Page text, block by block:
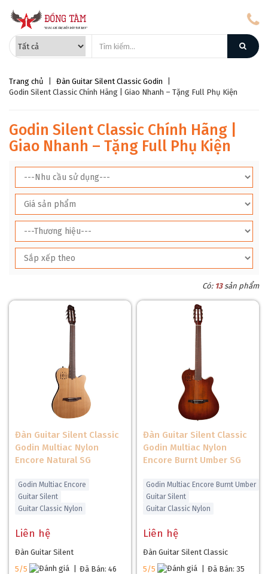
Trang chủ Đàn Guitar Silent Classic Godin
Godin Silent Classic Chính Hãng | Giao Nhanh – Tặng Full Phụ Kiện
Godin Silent Classic Chính Hãng |
Giao Nhanh – Tặng Full Phụ Kiện
Có: 13sản phẩm
Đàn Guitar Silent Classic
Godin Multiac Nylon
Encore Natural SG
Godin Multiac Encore
Guitar Silent
Guitar Classic Nylon
Liên hệ
Đàn Guitar Silent
5/5
Đã Bán: 46
Đàn Guitar Silent Classic
Godin Multiac Nylon
Encore Burnt Umber SG
Godin Multiac Encore Burnt Umber
Guitar Silent
Guitar Classic Nylon
Liên hệ
Đàn Guitar Silent Classic
5/5
Đã Bán: 35